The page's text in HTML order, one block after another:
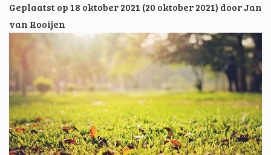
Geplaatst op18 oktober 2021 (20 oktober 2021) doorJan
van Rooijen